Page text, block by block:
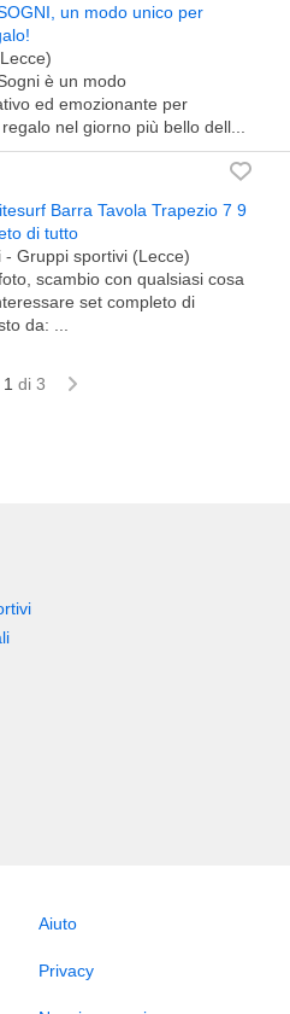
un modo unico per
è un modo
ed emozionante per
nel giorno più bello dell...
Barra Tavola Trapezio 7 9
di tutto
- Gruppi sportivi (Lecce)
scambio con qualsiasi cosa
set completo di
da: ...
1 di 3
Aiuto
Privacy